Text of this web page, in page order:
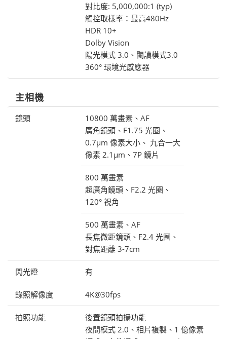
對比度: 5,000,000:1 (typ)
觸控取樣率：最高480Hz
HDR 10+
Dolby Vision
陽光模式 3.0、閱讀模式3.0
360° 環境光感應器
主相機
鏡頭
10800 萬畫素、AF
廣角鏡頭、F1.75 光圈、
0.7μm 像素大小、 九合一大
像素 2.1μm、7P 鏡片
800 萬畫素
超廣角鏡頭、F2.2 光圈、
120° 視角
500 萬畫素、AF
長焦微距鏡頭、F2.4 光圈、
對焦距離 3-7cm
閃光燈 有
錄照解像度 4K@30fps
拍照功能
後置鏡頭拍攝功能
夜間模式 2.0、相片複製、1 億像素